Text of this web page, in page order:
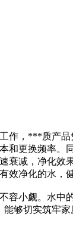
作，***质产
和更换频率
衰减，净化
效净化的水，
容小觑。水
够切实筑牢